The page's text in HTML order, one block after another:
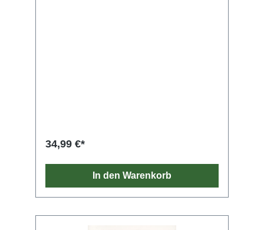
34,99 €*
In den Warenkorb